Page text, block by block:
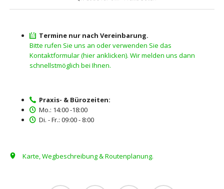
Termine nur nach Vereinbarung.
Bitte rufen Sie uns an oder verwenden Sie das
Kontaktformular (hier anklicken). Wir melden uns dann
schnellstmöglich bei Ihnen.
Praxis- & Bürozeiten:
Mo.: 14:00 -18:00
Di. - Fr.: 09:00 - 8:00
Karte, Wegbeschreibung & Routenplanung.